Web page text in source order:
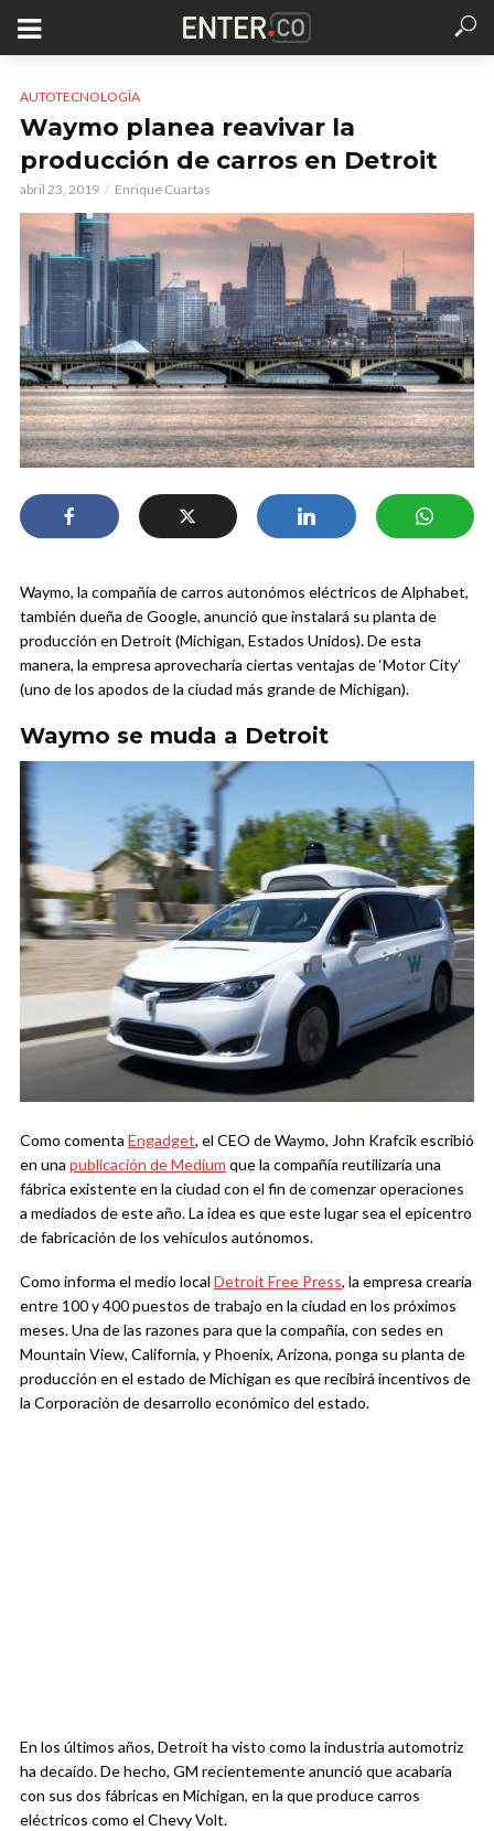
AUTOTECNOLOGÍA
Waymo planea reavivar la
producción de carros en Detroit
abril 23, 2019 Enrique Cuartas
Waymo, la compañía de carros autonómos eléctricos de Alphabet,
también dueña de Google, anunció que instalará su planta de
producción en Detroit (Michigan, Estados Unidos). De esta
manera, la empresa aprovecharía ciertas ventajas de ‘Motor City’
(uno de los apodos de la ciudad más grande de Michigan).
Waymo se muda a Detroit
Como comenta Engadget, el CEO de Waymo, John Krafcik escribió
en una publicación de Medium que la compañía reutilizaría una
fábrica existente en la ciudad con el fin de comenzar operaciones
a mediados de este año. La idea es que este lugar sea el epicentro
de fabricación de los vehículos autónomos.
Como informa el medio local Detroit Free Press, la empresa crearía
entre 100 y 400 puestos de trabajo en la ciudad en los próximos
meses. Una de las razones para que la compañía, con sedes en
Mountain View, California, y Phoenix, Arizona, ponga su planta de
producción en el estado de Michigan es que recibirá incentivos de
la Corporación de desarrollo económico del estado.
En los últimos años, Detroit ha visto como la industria automotriz
ha decaído. De hecho, GM recientemente anunció que acabaría
con sus dos fábricas en Michigan, en la que produce carros
eléctricos como el Chevy Volt.